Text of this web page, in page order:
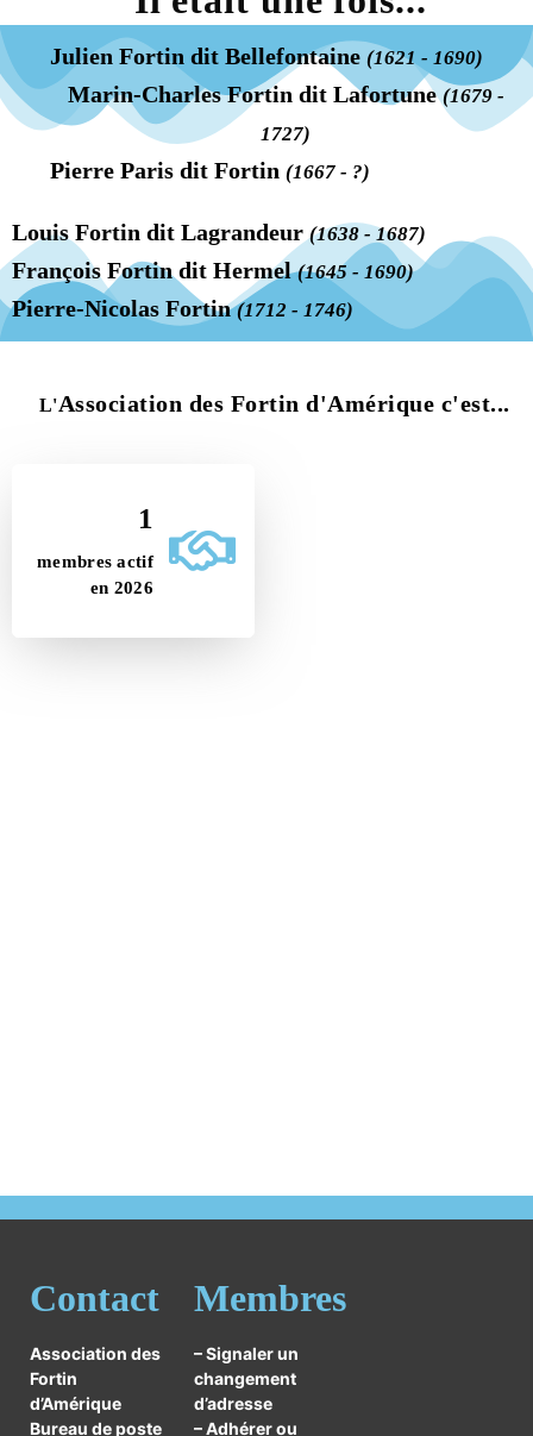
Julien Fortin dit Bellefontaine (1621 - 1690)
Marin-Charles Fortin dit Lafortune(1679 -
1727)
Pierre Paris dit Fortin (1667 - ?)
Louis Fortin dit Lagrandeur (1638 - 1687)
François Fortin dit Hermel(1645 - 1690)
Pierre-Nicolas Fortin (1712 - 1746)
L'Association des Fortin d'Amérique c'est...
1
membres actif
en 2026
Contact
Association des
Fortin
d’Amérique
Bureau de poste
Membres
– Signaler un
changement
d’adresse
– Adhérer ou